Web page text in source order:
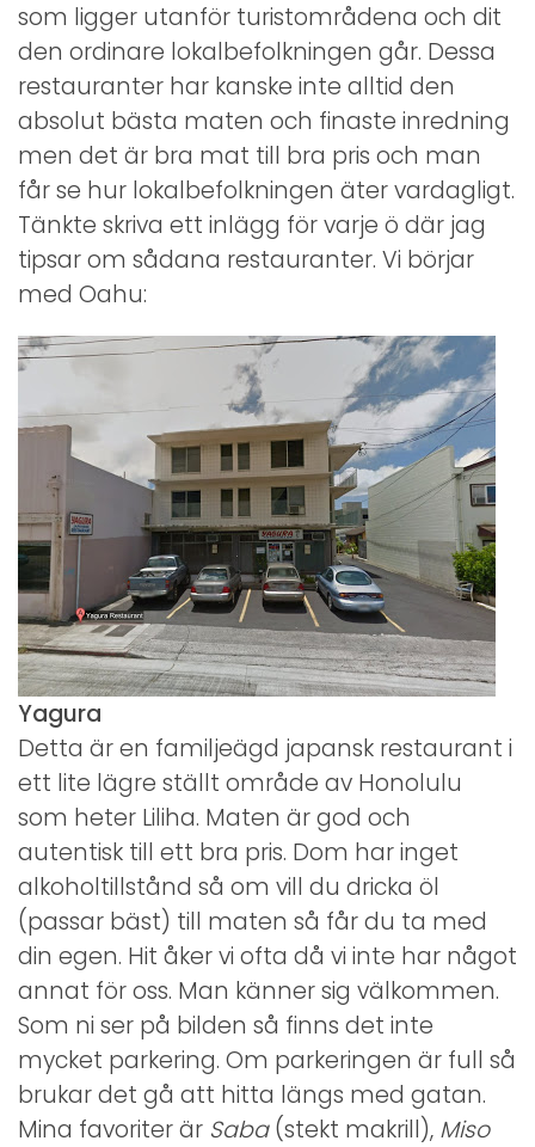
som ligger utanför turistområdena och dit
den ordinare lokalbefolkningen går. Dessa
restauranter har kanske inte alltid den
absolut bästa maten och finaste inredning
men det är bra mat till bra pris och man
får se hur lokalbefolkningen äter vardagligt.
Tänkte skriva ett inlägg för varje ö där jag
tipsar om sådana restauranter. Vi börjar
med Oahu:
Yagura
Detta är en familjeägd japansk restaurant i
ett lite lägre ställt område av Honolulu
som heter Liliha. Maten är god och
autentisk till ett bra pris. Dom har inget
alkoholtillstånd så om vill du dricka öl
(passar bäst) till maten så får du ta med
din egen. Hit åker vi ofta då vi inte har något
annat för oss. Man känner sig välkommen.
Som ni ser på bilden så finns det inte
mycket parkering. Om parkeringen är full så
brukar det gå att hitta längs med gatan.
Mina favoriter är Saba(stekt makrill), Miso